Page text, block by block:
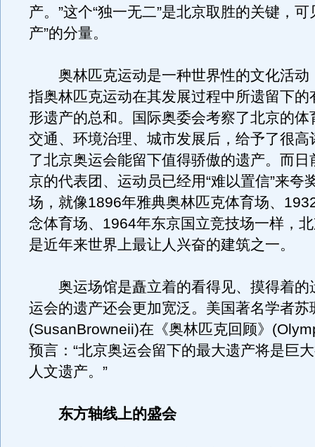
产。”这个“独一无二”是北京取胜的关键，可
产”的分量。
奥林匹克运动是一种世界性的文化活动
指奥林匹克运动在其发展过程中所遗留下的
形遗产的总和。国际奥委会考察了北京的体
交通、环境治理、城市发展后，给予了很高
了北京奥运会能留下值得骄傲的遗产。而日
京的代表团、运动员已经用“难以置信”来夸
场，就像1896年雅典奥林匹克体育场、
念体育场、1964年东京国立竞技场一样，
是近年来世界上最让人兴奋的建筑之一。
奥运场馆是矗立着的看得见、摸得着的
运会的遗产还会更加宽泛。美国著名学者苏
(SusanBrowneii)在《奥林匹克回顾》
预言：“北京奥运会留下的最大遗产将是巨
人文遗产。”
东方轴线上的盛会